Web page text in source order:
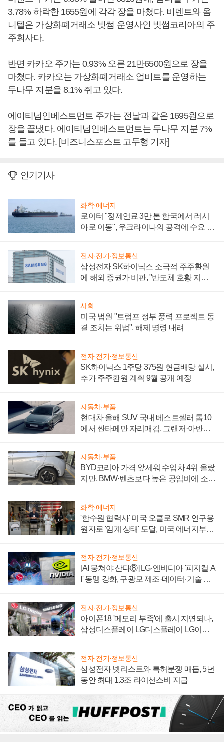
3.78% 하락한 1655원에 각각 장을 마쳤다. 비덴트와 옴
니텔은 가상화폐거래소 빗썸 운영사인 빗썸코리아의 주
주회사다.
반면 카카오 주가는 0.93% 오른 21만6500원으로 장을
마쳤다. 카카오는 가상화폐거래소 업비트를 운영하는
두나무 지분을 8.1% 쥐고 있다.
에이티넘인베스트먼트 주가는 전날과 같은 1695원으로
장을 끝냈다. 에이티넘인베스트먼트는 두나무 지분 7%
를 들고 있다. [비즈니스포스트 고두형 기자]
인기기사
화학·에너지
로이터 "정제연료 3만 톤 한국에서 러시
아로 이동", 우크라이나의 공격에 수요 늘
전자·전기·정보통신
삼성전자 SK하이닉스 소극적 주주환원
에 해외 증권가 비판, "반도체 호황 지속
사회
미국 법원 "트럼프 정부 풍력 프로젝트 동
결 조치는 위법", 해제 명령 내려
전자·전기·정보통신
SK하이닉스 1주당 375원 현금배당 실시,
추가 주주환원 계획 9월 공개 예정
자동차·부품
현대차 올해 SUV 국내 베스트셀러 톱10
에서 싼타페만 자리매김, 그랜저·아반떼
자동차·부품
BYD코리아 가격 앞세워 수입차 4위 올랐
지만, BMW·벤츠보다 높은 공임비에 소비
화학·에너지
'한수원 협력사' 미국 오클로 SMR 연구용
원자로 '임계 상태' 도달, 미국 에너지부
전자·전기·정보통신
[AI 뭉쳐야 산다⑧] LG·엔비디아 '피지컬 A
I' 동맹 강화, 구광모 제조·데이터·기술 결
전자·전기·정보통신
아이폰18 '메모리 부족'에 출시 지연되나,
삼성디스플레이 LG디스플레이 LG이노
전자·전기·정보통신
삼성전자 넷리스트와 특허분쟁 매듭, 5년
동안 최대 1.3조 라이선스비 지급